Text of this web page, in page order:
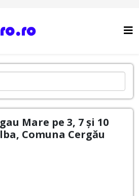
Mare pe 3, 7 și 10
Comuna Cergău